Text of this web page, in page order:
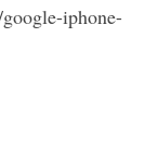
iphone-